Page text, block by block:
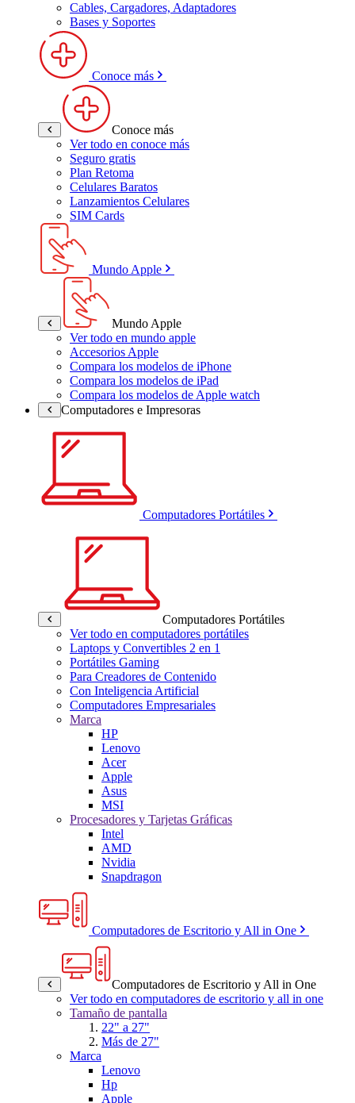
Cables, Cargadores, Adaptadores
Bases y Soportes
Conoce más
Conoce más
Ver todo en conoce más
Seguro gratis
Plan Retoma
Celulares Baratos
Lanzamientos Celulares
SIM Cards
Mundo Apple
Mundo Apple
Ver todo en mundo apple
Accesorios Apple
Compara los modelos de iPhone
Compara los modelos de iPad
Compara los modelos de Apple watch
Computadores e Impresoras
Computadores Portátiles
Computadores Portátiles
Ver todo en computadores portátiles
Laptops y Convertibles 2 en 1
Portátiles Gaming
Para Creadores de Contenido
Con Inteligencia Artificial
Computadores Empresariales
Marca
HP
Lenovo
Acer
Apple
Asus
MSI
Procesadores y Tarjetas Gráficas
Intel
AMD
Nvidia
Snapdragon
Computadores de Escritorio y All in One
Computadores de Escritorio y All in One
Ver todo en computadores de escritorio y all in one
Tamaño de pantalla
22" a 27"
Más de 27"
Marca
Lenovo
Hp
Apple